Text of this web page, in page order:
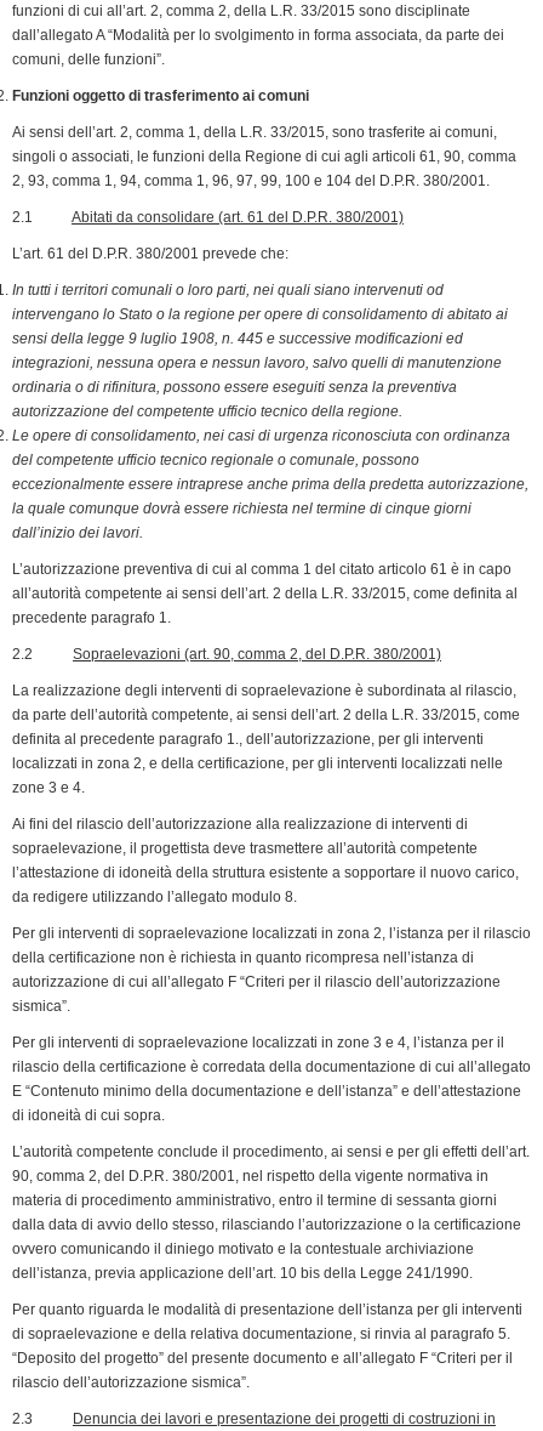
funzioni di cui all’art. 2, comma 2, della L.R. 33/2015 sono disciplinate
dall’allegato A “Modalità per lo svolgimento in forma associata, da parte dei
comuni, delle funzioni”.
Funzioni oggetto di trasferimento ai comuni
Ai sensi dell’art. 2, comma 1, della L.R. 33/2015, sono trasferite ai comuni,
singoli o associati, le funzioni della Regione di cui agli articoli 61, 90, comma
2, 93, comma 1, 94, comma 1, 96, 97, 99, 100 e 104 del D.P.R. 380/2001.
2.1 Abitati da consolidare (art. 61 del D.P.R. 380/2001)
L’art. 61 del D.P.R. 380/2001 prevede che:
In tutti i territori comunali o loro parti, nei quali siano intervenuti od
intervengano lo Stato o la regione per opere di consolidamento di abitato ai
sensi della legge 9 luglio 1908, n. 445 e successive modificazioni ed
integrazioni, nessuna opera e nessun lavoro, salvo quelli di manutenzione
ordinaria o di rifinitura, possono essere eseguiti senza la preventiva
autorizzazione del competente ufficio tec­nico della regione.
Le opere di consolidamento, nei casi di urgenza riconosciuta con ordinanza
del competente ufficio tecnico regionale o comunale, possono
eccezionalmente essere intraprese anche prima della predetta autorizzazione,
la quale comunque dovrà essere richiesta nel termine di cinque giorni
dall’inizio dei lavori.
L’autorizzazione preventiva di cui al comma 1 del citato articolo 61 è in capo
all’autorità competente ai sensi dell’art. 2 della L.R. 33/2015, come definita al
precedente paragrafo 1.
2.2 Sopraelevazioni (art. 90, comma 2, del D.P.R. 380/2001)
La realizzazione degli interventi di sopraelevazione è subordinata al rilascio,
da parte dell’autorità competente, ai sensi dell’art. 2 della L.R. 33/2015, come
definita al precedente paragrafo 1., dell’autorizzazione, per gli interventi
localizzati in zona 2, e della certificazione, per gli interventi localizzati nelle
zone 3 e 4.
Ai fini del rilascio dell’autorizzazione alla realizzazione di interventi di
sopraelevazione, il progettista deve trasmettere all’autorità com­petente
l’attestazione di idoneità della struttura esistente a sopportare il nuovo carico,
da redigere utilizzando l’allegato modulo 8.
Per gli interventi di sopraelevazione localizzati in zona 2, l’istanza per il rilascio
della certificazione non è richiesta in quanto ricompresa nell’istanza di
autorizzazione di cui all’allegato F “Criteri per il rilascio dell’autorizzazione
sismica”.
Per gli interventi di sopraelevazione localizzati in zone 3 e 4, l’istanza per il
rilascio della certificazione è corredata della documentazio­ne di cui all’allegato
E “Contenuto minimo della documentazione e dell’istanza” e dell’attestazione
di idoneità di cui sopra.
L’autorità competente conclude il procedimento, ai sensi e per gli effetti dell’art.
90, comma 2, del D.P.R. 380/2001, nel rispetto della vigente normativa in
materia di procedimento amministrativo, entro il termine di sessanta giorni
dalla data di avvio dello stesso, rila­sciando l’autorizzazione o la certificazione
ovvero comunicando il diniego motivato e la contestuale archiviazione
dell’istanza, previa applicazione dell’art. 10 bis della Legge 241/1990.
Per quanto riguarda le modalità di presentazione dell’istanza per gli interventi
di sopraelevazione e della relativa documentazione, si rinvia al paragrafo 5.
“Deposito del progetto” del presente documento e all’allegato F “Criteri per il
rilascio dell’autorizzazione sismica”.
2.3 Denuncia dei lavori e presentazione dei progetti di costruzioni in